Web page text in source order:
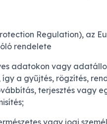
Regulation), az
rendelete
adatokon vagy
így a gyűjtés, rögzítés,
terjesztés vagy
vagy jogi